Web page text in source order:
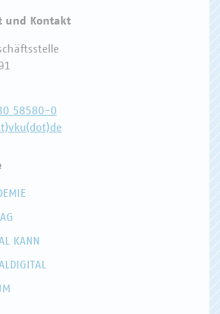
und Kontakt
58580-0
KANN